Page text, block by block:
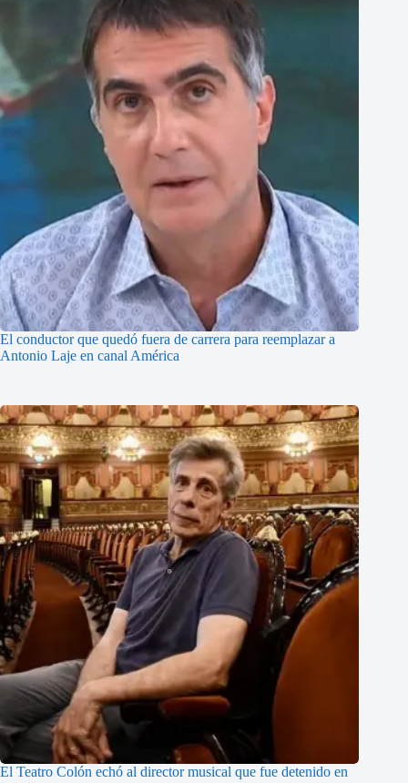
El conductor que quedó fuera de carrera para reemplazar a
Antonio Laje en canal América
El Teatro Colón echó al director musical que fue detenido en